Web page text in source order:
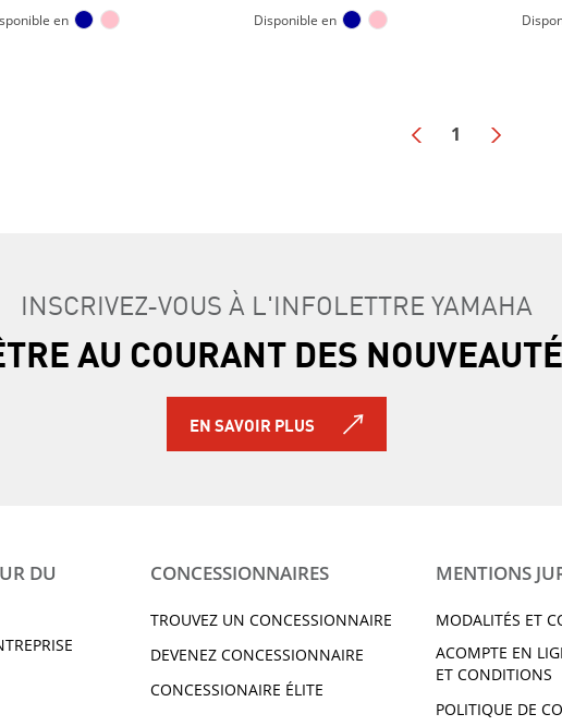
en Disponible en
1
INSCRIVEZ-VOUS À L'INFOLETTRE YAMAHA
AU COURANT DES
EN SAVOIR PLUS
DU
CONCESSIONNAIRES
TROUVEZ UN CONCESSIONNAIRE
DEVENEZ CONCESSIONNAIRE
CONCESSIONAIRE ÉLITE
MENTIONS
MODALITÉS ET
ACOMPTE EN
ET CONDITIONS
POLITIQUE DE